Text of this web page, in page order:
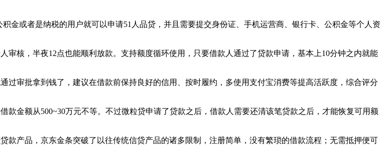
金或者是纳税的用户就可以申请51人品贷，并且需要提交身份证、手机运营商、银行卡、公积金等个人资
审核，半夜12点也能顺利放款。支持额度循环使用，只要借款人通过了贷款申请，基本上10分钟之内就能
过审批拿到钱了，建议在借款前保持良好的信用、按时履约，多使用支付宝消费等提高活跃度，综合评分
金额从500~30万元不等。不过微粒贷申请了贷款之后，借款人需要还清该笔贷款之后，才能恢复可用额
款产品，京东金条突破了以往传统信贷产品的诸多限制，注册简单，没有繁琐的借款流程；无需抵押便可